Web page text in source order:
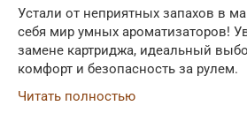
Устали от неприятных запахов в
себя мир умных ароматизаторов!
замене картриджа, идеальный
комфорт и безопасность за рулем.
Читать полностью